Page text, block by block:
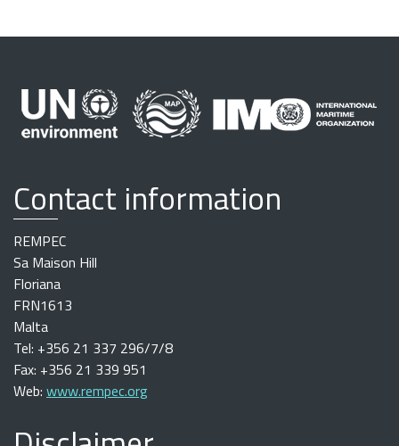
Contact information
REMPEC
Sa Maison Hill
Floriana
FRN1613
Malta
Tel: +356 21 337 296/7/8
Fax: +356 21 339 951
Web: www.rempec.org